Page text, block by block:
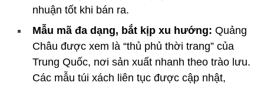
nhuận tốt khi bán ra.
Mẫu mã đa dạng, bắt kịp xu hướng: Quảng
Châu được xem là “thủ phủ thời trang” của
Trung Quốc, nơi sản xuất nhanh theo trào lưu.
Các mẫu túi xách liên tục được cập nhật,